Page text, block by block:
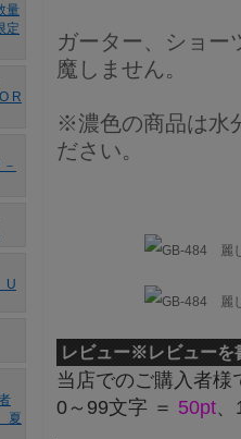
ガーター、ショー
魔しません。
※濃色の商品は水
ださい。
レビュー※レビューを
当店でのご購入者
0～99文字 ＝ 50pt